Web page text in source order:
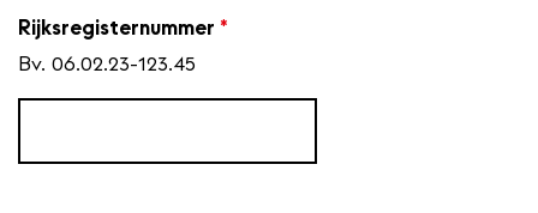
Rijksregisternummer *
Bv. 06.02.23-123.45